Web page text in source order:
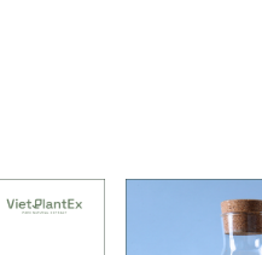
da [1][2].